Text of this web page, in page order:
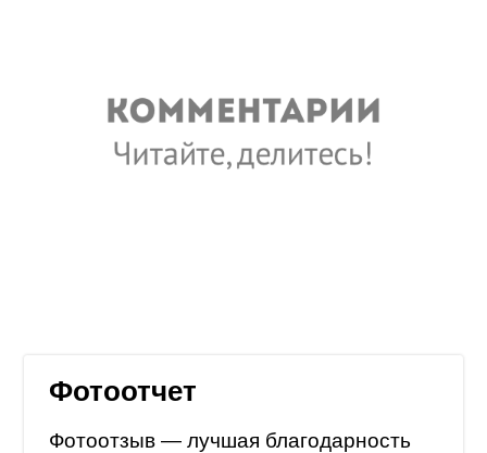
Фотоотчет
Фотоотзыв — лучшая благодарность